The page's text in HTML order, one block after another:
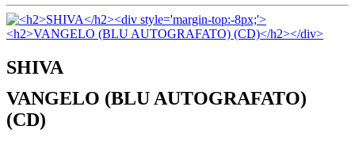
SHIVA
VANGELO (BLU AUTOGRAFATO)
(CD)